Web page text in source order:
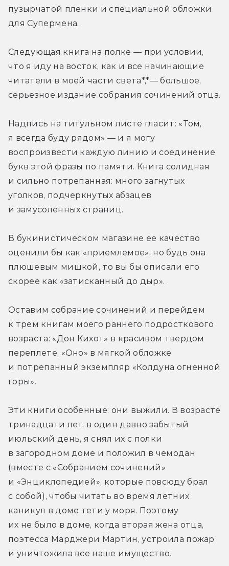
пузырчатой пленки и специальной обложки
для Супермена.
Следующая книга на полке — при условии,
что я иду на восток, как и все начинающие
читатели в моей части света*,*— большое,
Надпись на титульном листе гласит: «Том,
я всегда буду рядом» — и я могу
воспроизвести каждую линию и соединение
букв этой фразы по памяти. Книга солидная
и сильно потрепанная: много загнутых
уголков, подчеркнутых абзацев
и замусоленных страниц.
В букинистическом магазине ее качество
оценили бы как «приемлемое», но будь она
плюшевым мишкой, то вы бы описали его
скорее как «затисканный до дыр».
Оставим собрание сочинений и перейдем
к трем книгам моего раннего подросткового
возраста: «Дон Кихот» в красивом твердом
переплете, «Оно» в мягкой обложке
и потрепанный экземпляр «Колдуна огненной
горы».
Эти книги особенные: они выжили. В возрасте
тринадцати лет, в один давно забытый
июльский день, я снял их с полки
в загородном доме и положил в чемодан
(вместе с «Собранием сочинений»
и «Энциклопедией», которые повсюду брал
с собой), чтобы читать во время летних
каникул в доме тети у моря. Поэтому
их не было в доме, когда вторая жена отца,
поэтесса Марджери Мартин, устроила пожар
и уничтожила все наше имущество.